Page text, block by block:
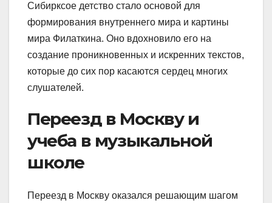
Сибирксое детство стало основой для
формирования внутреннего мира и картины
мира Филаткина. Оно вдохновило его на
создание проникновенных и искренних текстов,
которые до сих пор касаются сердец многих
слушателей.
Переезд в Москву и
учеба в музыкальной
школе
Переезд в Москву оказался решающим шагом